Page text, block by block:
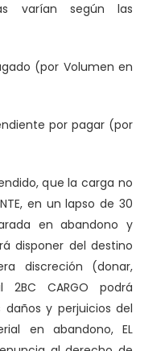
varían según las
(por Volumen en
por pagar (por
que la carga no
en un lapso de 30
en abandono y
disponer del destino
discreción (donar,
2BC CARGO podrá
y perjuicios del
en abandono, EL